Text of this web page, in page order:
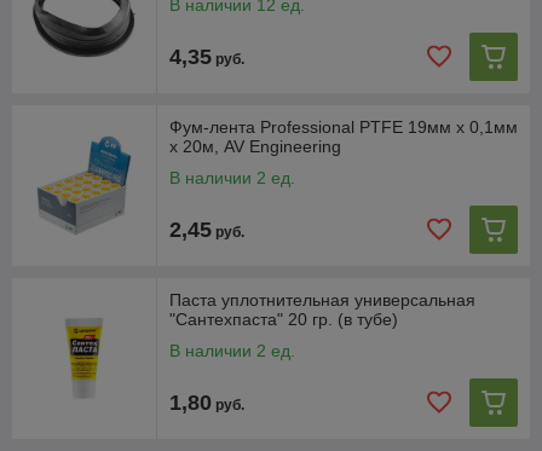
В наличии 12 ед.
4,35 руб.
Фум-лента Professional PTFE 19мм х 0,1мм
х 20м, AV Engineering
В наличии 2 ед.
2,45 руб.
Паста уплотнительная универсальная
"Сантехпаста" 20 гр. (в тубе)
В наличии 2 ед.
1,80 руб.